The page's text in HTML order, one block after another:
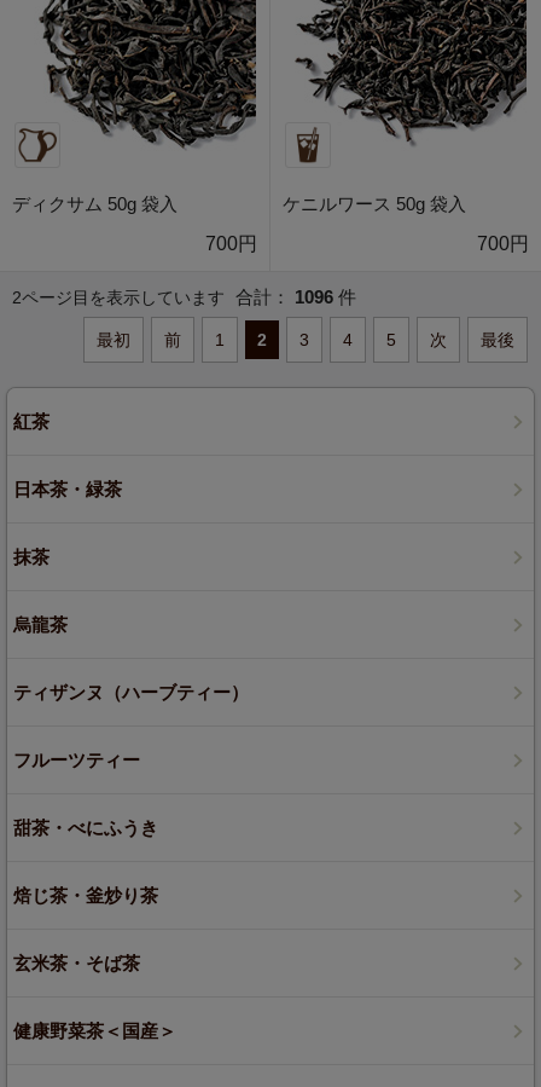
ディクサム 50g 袋入
700円
ケニルワース 50g 袋入
700円
2ページ目を表示しています 合計： 1096 件
最初 前 1 2 3 4 5 次 最後
紅茶
日本茶・緑茶
抹茶
烏龍茶
ティザンヌ（ハーブティー）
フルーツティー
甜茶・べにふうき
焙じ茶・釜炒り茶
玄米茶・そば茶
健康野菜茶＜国産＞